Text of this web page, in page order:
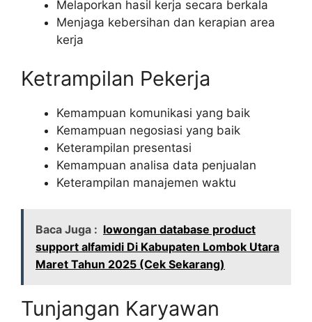
Melaporkan hasil kerja secara berkala
Menjaga kebersihan dan kerapian area
kerja
Ketrampilan Pekerja
Kemampuan komunikasi yang baik
Kemampuan negosiasi yang baik
Keterampilan presentasi
Kemampuan analisa data penjualan
Keterampilan manajemen waktu
Baca Juga : lowongan database product
support alfamidi Di Kabupaten Lombok Utara
Maret Tahun 2025 (Cek Sekarang)
Tunjangan Karyawan